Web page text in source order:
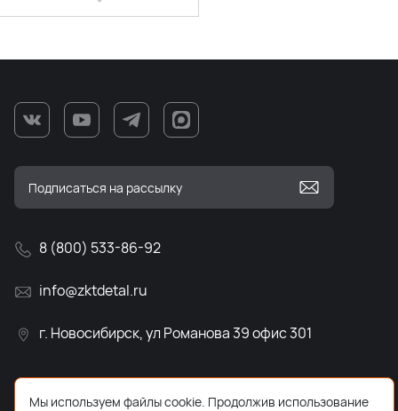
8 (800) 533-86-92
info@zktdetal.ru
г. Новосибирск, ул Романова 39 офис 301
Мы используем файлы cookie. Продолжив использование